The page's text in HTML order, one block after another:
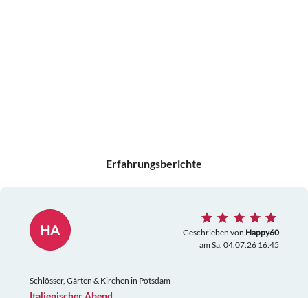
Erfahrungsberichte
HA Geschrieben von Happy60
am Sa. 04.07.26 16:45
Schlösser, Gärten & Kirchen in Potsdam
Italienischer Abend